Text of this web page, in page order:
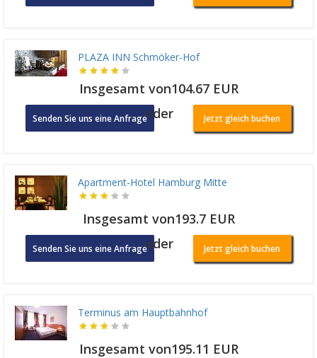
PLAZA INN Schmöker-Hof
Insgesamt von104.67 EUR
Senden Sie uns eine Anfrageoder Jetzt gleich buchen
Apartment-Hotel Hamburg Mitte
Insgesamt von193.7 EUR
Senden Sie uns eine Anfrageoder Jetzt gleich buchen
Terminus am Hauptbahnhof
Insgesamt von195.11 EUR